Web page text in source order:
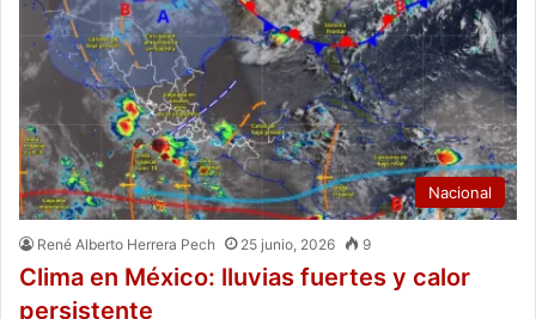
Nacional
René Alberto Herrera Pech 25 junio, 2026 9
Clima en México: lluvias fuertes y calor
persistente